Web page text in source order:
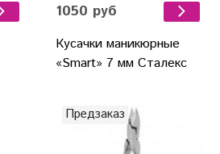
1050 руб
Кусачки маникюрные
«Smart» 7 мм Сталекс
Предзаказ